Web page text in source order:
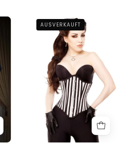
Playgirl
Long
Black
&
White
Stripe
Corset
Cincher
AUSVERKAUFT